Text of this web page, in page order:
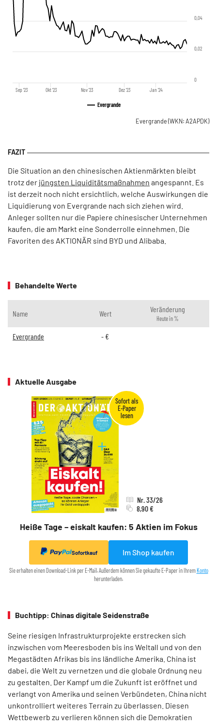
Evergrande
Sep '23 Okt '23 Nov '23 Dez '23 Jan '24
0
0,02
0,04
Evergrande (WKN: A2APDK)
Die Situation an den chinesischen Aktienmärkten bleibt
trotz der jüngsten Liquiditätsmaßnahmen angespannt. Es
ist derzeit noch nicht ersichtlich, welche Auswirkungen die
Liquidierung von Evergrande nach sich ziehen wird.
Anleger sollten nur die Papiere chinesischer Unternehmen
kaufen, die am Markt eine Sonderrolle einnehmen. Die
Favoriten des AKTIONÄR sind BYD und Alibaba.
Behandelte Werte
Name Wert Veränderung
Heute in %
Evergrande - €
Aktuelle Ausgabe
Heiße Tage – eiskalt kaufen: 5 Aktien im Fokus
Nr. 33/26
8,90 €
Sofortkauf Im Shop kaufen
Sie erhalten einen Download-Link per E-Mail. Außerdem können Sie gekaufte E-Paper in Ihrem Konto
herunterladen.
Buchtipp: Chinas digitale Seidenstraße
Seine riesigen Infrastrukturprojekte erstrecken sich
inzwischen vom Meeresboden bis ins Weltall und von den
Megastädten Afrikas bis ins ländliche Amerika. China ist
dabei, die Welt zu vernetzen und die globale Ordnung neu
zu gestalten. Der Kampf um die Zukunft ist eröffnet und
verlangt von Amerika und seinen Verbündeten, China nicht
unkontrolliert weiteres Terrain zu überlassen. Diesen
Wettbewerb zu verlieren können sich die Demokratien